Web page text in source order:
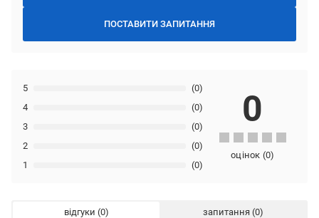
ПОСТАВИТИ ЗАПИТАННЯ
1 (0)
2 (0)
3 (0)
4 (0)
5 (0)
0
оцінок (0)
відгуки запитання